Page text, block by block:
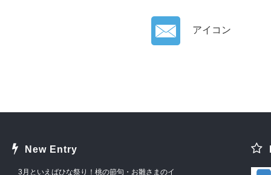
アイコン
New Entry
3月といえばひな祭り！桃の節句・お雛さまのイ